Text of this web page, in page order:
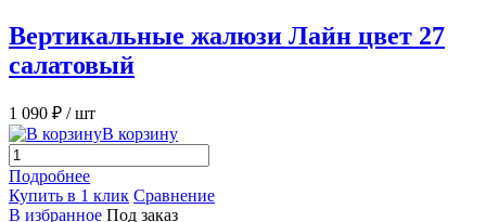
Вертикальные жалюзи Лайн цвет 27
салатовый
1 090 ₽ / шт
В корзину
Подробнее
Купить в 1 клик Сравнение
В избранное Под заказ